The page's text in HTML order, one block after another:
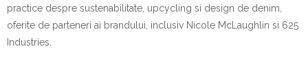
practice despre sustenabilitate, upcycling si design de denim,
oferite de parteneri ai brandului, inclusiv Nicole McLaughlin si 625
Industries.